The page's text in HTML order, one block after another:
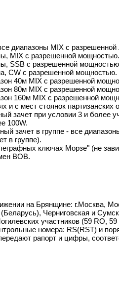
диапазоны MIX с
MIX с разрешенной мощностью.
SSB с разрешенной
CW с разрешенной мощностью.
40м MIX с разрешенной
80м MIX с разрешенной
160м MIX с разрешенной
с мест стоянок
зачет при условии 3 и более
100W.
зачет в группе - все
в группе).
ключах Морзе" (не
ВОВ.
на Брянщине: г.Москва,
Черниговская и
участников (59 RO,
номера: RS(RST) и
рапорт и цифры,